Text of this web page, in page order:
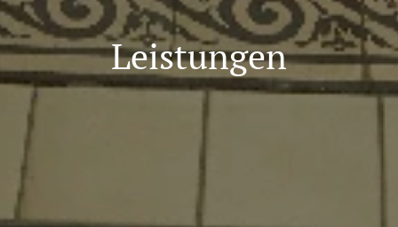
Leistungen